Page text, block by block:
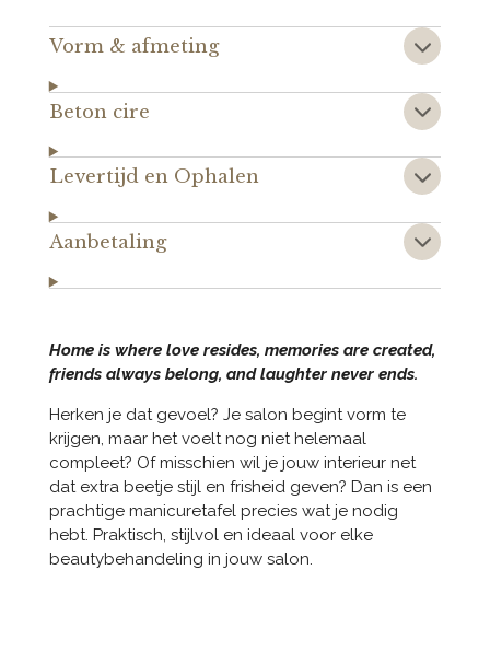
Vorm & afmeting
Beton cire
Levertijd en Ophalen
Aanbetaling
Home is where love resides, memories are created,
friends always belong, and laughter never ends.
Herken je dat gevoel? Je salon begint vorm te
krijgen, maar het voelt nog niet helemaal
compleet? Of misschien wil je jouw interieur net
dat extra beetje stijl en frisheid geven? Dan is een
prachtige manicuretafel precies wat je nodig
hebt. Praktisch, stijlvol en ideaal voor elke
beautybehandeling in jouw salon.